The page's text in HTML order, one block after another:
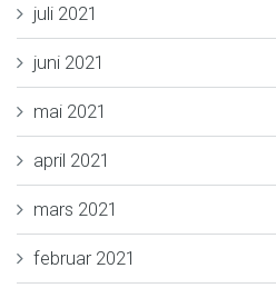
juli 2021
juni 2021
mai 2021
april 2021
mars 2021
februar 2021